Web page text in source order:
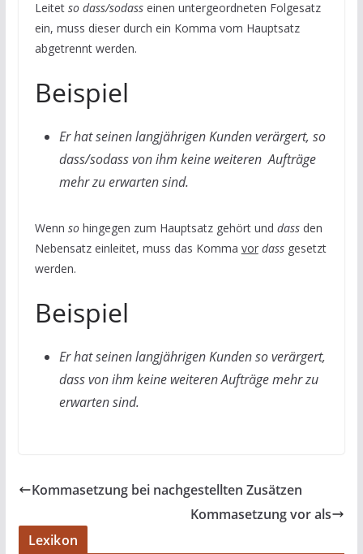
Leitet so dass/sodasseinen untergeordneten Folgesatz
ein, muss dieser durch ein Komma vom Hauptsatz
abgetrennt werden.
Beispiel
Er hat seinen langjährigen Kunden verärgert, so
dass/sodass von ihm keine weiteren Aufträge
mehr zu erwarten sind.
Wenn so hingegen zum Hauptsatz gehört und dass den
Nebensatz einleitet, muss das Komma vordassgesetzt
werden.
Beispiel
Er hat seinen langjährigen Kunden so verärgert,
dass von ihm keine weiteren Aufträge mehr zu
erwarten sind.
Kommasetzung bei nachgestellten Zusätzen
Kommasetzung vor als
Lexikon